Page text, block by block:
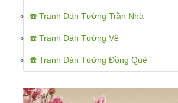
☎️ Tranh Dán Tường Trần Nhà
☎️ Tranh Dán Tường Vẽ
☎️ Tranh Dán Tường Đồng Quê